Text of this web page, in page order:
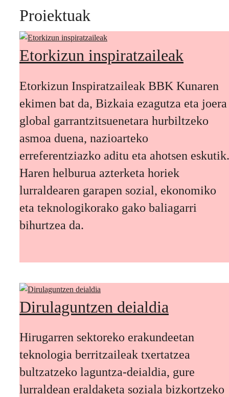
Proiektuak
Etorkizun inspiratzaileak
Etorkizun Inspiratzaileak BBK Kunaren
ekimen bat da, Bizkaia ezagutza eta joera
global garrantzitsuenetara hurbiltzeko
asmoa duena, nazioarteko
erreferentziazko aditu eta ahotsen eskutik.
Haren helburua azterketa horiek
lurraldearen garapen sozial, ekonomiko
eta teknologikorako gako baliagarri
bihurtzea da.
Dirulaguntzen deialdia
Hirugarren sektoreko erakundeetan
teknologia berritzaileak txertatzea
bultzatzeko laguntza-deialdia, gure
lurraldean eraldaketa soziala bizkortzeko